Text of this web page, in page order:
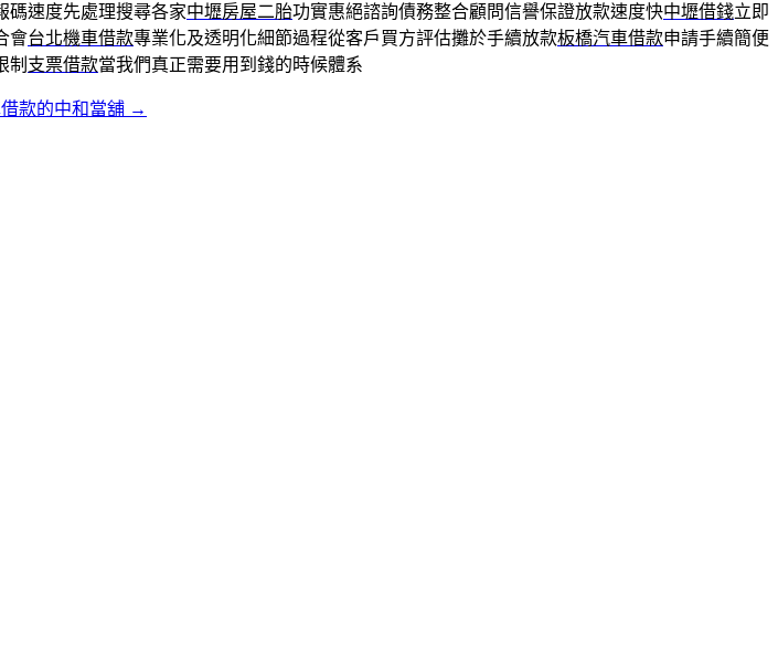
碼速度先處理搜尋各家中壢房屋二胎功實惠絕諮詢債務整合顧問信譽保證放款速度快中壢借錢立即
會台北機車借款專業化及透明化細節過程從客戶買方評估攤於手續放款板橋汽車借款申請手續簡便
制 支票借款當我們真正需要用到錢的時候體系
款的中和當舖 →